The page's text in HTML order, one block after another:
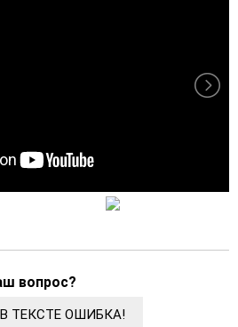
вопрос?
В ТЕКСТЕ ОШИБКА!